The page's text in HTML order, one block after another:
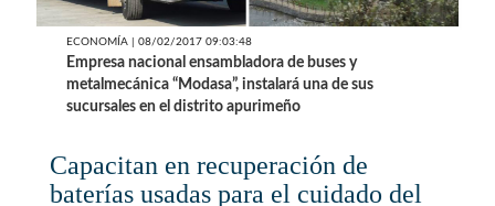
ECONOMÍA | 08/02/2017 09:03:48
Empresa nacional ensambladora de buses y
metalmecánica “Modasa”, instalará una de sus
sucursales en el distrito apurimeño
Capacitan en recuperación de
baterías usadas para el cuidado del